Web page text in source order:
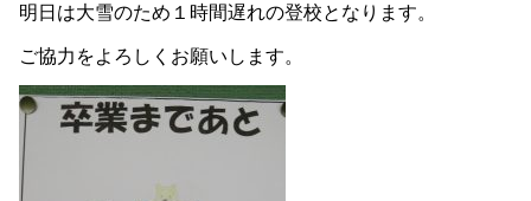
明日は大雪のため１時間遅れの登校となります。
ご協力をよろしくお願いします。